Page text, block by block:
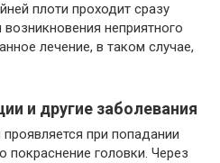
плоти проходит сразу
неприятного
лечение, в таком случае,
и другие заболевания
при попадании
покраснение головки. Через